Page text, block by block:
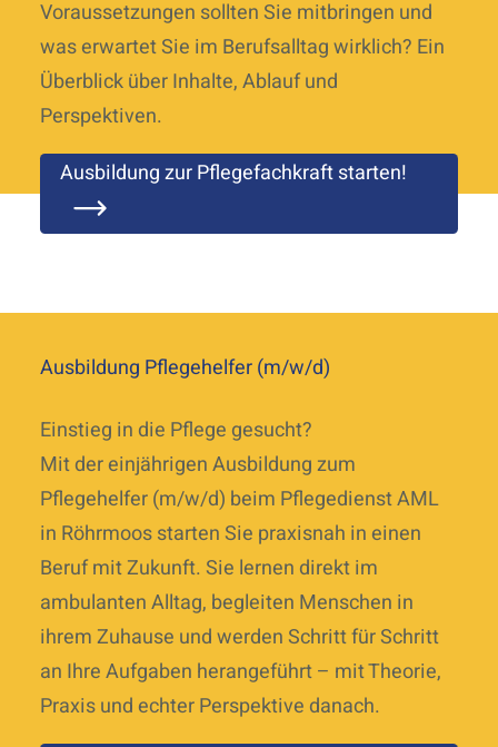
Voraussetzungen sollten Sie mitbringen und
was erwartet Sie im Berufsalltag wirklich? Ein
Überblick über Inhalte, Ablauf und
Perspektiven.
Ausbildung zur Pflegefachkraft starten!
Ausbildung Pflegehelfer (m/w/d)
Einstieg in die Pflege gesucht?
Mit der einjährigen Ausbildung zum
Pflegehelfer (m/w/d) beim Pflegedienst AML
in Röhrmoos starten Sie praxisnah in einen
Beruf mit Zukunft. Sie lernen direkt im
ambulanten Alltag, begleiten Menschen in
ihrem Zuhause und werden Schritt für Schritt
an Ihre Aufgaben herangeführt – mit Theorie,
Praxis und echter Perspektive danach.